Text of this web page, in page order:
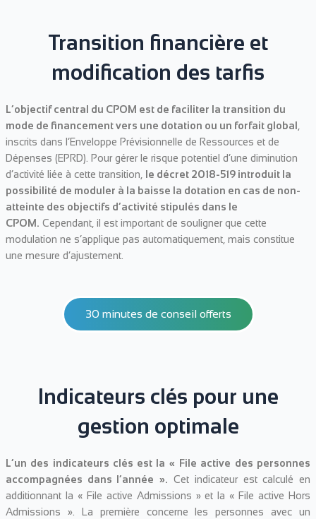
Transition financière et
modification des tarfis
L’objectif central du CPOM est de faciliter la transition du
mode de financement vers une dotation ou un forfait global
inscrits dans l’Enveloppe Prévisionnelle de Ressources et de
Dépenses (EPRD). Pour gérer le risque potentiel d’une diminution
d’activité liée à cette transition,
le décret 2018-519 introduit la
possibilité de moduler à la baisse la dotation en cas de non-
atteinte des objectifs d’activité stipulés dans le
CPOM. Cependant, il est important de souligner que cette
modulation ne s’applique pas automatiquement, mais constitue
une mesure d’ajustement.
30 minutes de conseil offerts
Indicateurs clés pour une
gestion optimale
L’un des indicateurs clés est la « File active des personnes
accompagnées dans l’année ». Cet indicateur est calculé en
additionnant la « File active Admissions » et la « File active Hors
Admissions ». La première concerne les personnes avec un